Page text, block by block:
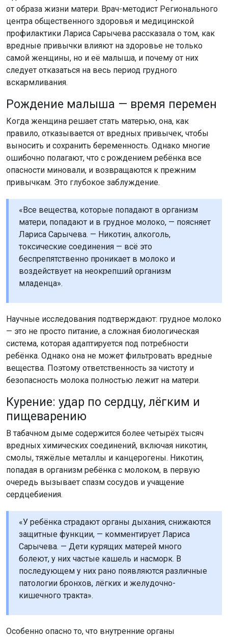
от образа жизни матери. Врач-методист Регионального
центра общественного здоровья и медицинской
профилактики Лариса Сарычева рассказала о том, как
вредные привычки влияют на здоровье не только
самой женщины, но и её малыша, и почему от них
следует отказаться на весь период грудного
вскармливания.
Рождение малыша — время перемен
Когда женщина решает стать матерью, она, как
правило, отказывается от вредных привычек, чтобы
выносить и сохранить беременность. Однако многие
ошибочно полагают, что с рождением ребёнка все
опасности миновали, и возвращаются к прежним
привычкам. Это глубокое заблуждение.
«Все вещества, которые попадают в организм
матери, попадают и в грудное молоко, — поясняет
Лариса Сарычева. — Никотин, алкоголь,
токсические соединения — всё это
беспрепятственно проникает в молоко и
воздействует на неокрепший организм
младенца».
Научные исследования подтверждают: грудное молоко
— это не просто питание, а сложная биологическая
система, которая адаптируется под потребности
ребёнка. Однако она не может фильтровать вредные
вещества. Поэтому ответственность за чистоту и
безопасность молока полностью лежит на матери.
Курение: удар по сердцу, лёгким и
пищеварению
В табачном дыме содержится более четырёх тысяч
вредных химических соединений, включая никотин,
смолы, тяжёлые металлы и канцерогены. Никотин,
попадая в организм ребёнка с молоком, в первую
очередь вызывает спазм сосудов и учащение
сердцебиения.
«У ребёнка страдают органы дыхания, снижаются
защитные функции, — комментирует Лариса
Сарычева. — Дети курящих матерей много
болеют, у них частые кашель и насморк. В
последующем у них рано появляются различные
патологии бронхов, лёгких и желудочно-
кишечного тракта».
Особенно опасно то, что внутренние органы